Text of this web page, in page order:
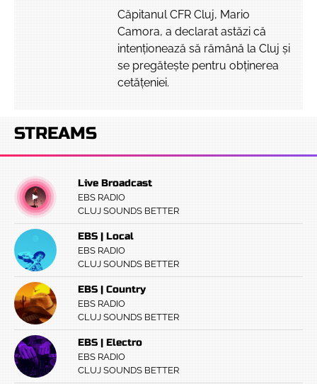
Căpitanul CFR Cluj, Mario
Camora, a declarat astăzi că
intenționează să rămână la Cluj și
se pregătește pentru obținerea
cetățeniei.
STREAMS
Live Broadcast
EBS RADIO
CLUJ SOUNDS BETTER
EBS | Local
EBS RADIO
CLUJ SOUNDS BETTER
EBS | Country
EBS RADIO
CLUJ SOUNDS BETTER
EBS | Electro
EBS RADIO
CLUJ SOUNDS BETTER